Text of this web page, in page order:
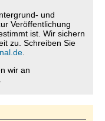
und
Veröffentlichung
ist. Wir sichern
zu. Schreiben Sie
wir an